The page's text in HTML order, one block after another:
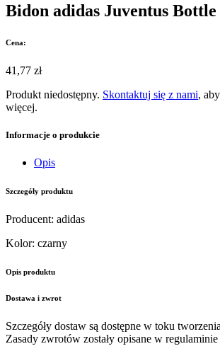
Bidon adidas Juventus
Cena:
41,77 zł
Produkt niedostępny. Skontaktuj się z nami,
więcej.
Informacje o produkcie
Opis
Szczegóły produktu
Producent: adidas
Kolor: czarny
Opis produktu
Dostawa i zwrot
Szczegóły dostaw są dostępne w toku
Zasady zwrotów zostały opisane w